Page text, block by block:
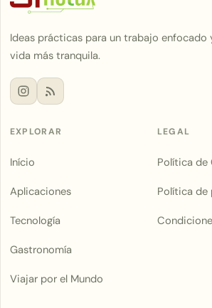
Ideas prácticas para un trabajo enfocado
vida más tranquila.
EXPLORAR
Início
Aplicaciones
Tecnología
Gastronomía
Viajar por el Mundo
LEGAL
Política de
Política de